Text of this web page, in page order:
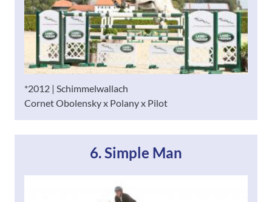
*2012 | Schimmelwallach
Cornet Obolensky x Polany x Pilot
6. Simple Man